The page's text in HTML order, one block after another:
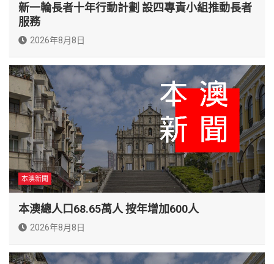
新一輪長者十年行動計劃 設四專責小組推動長者
服務
2026年8月8日
本澳新聞
本澳總人口68.65萬人 按年增加600人
2026年8月8日